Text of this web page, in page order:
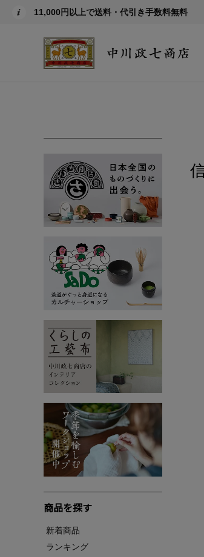
11,000円以上で送料・代引き手数料無料
商品を探す
新着商品
ランキング